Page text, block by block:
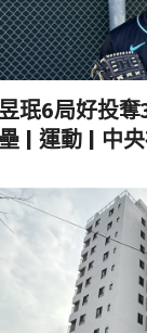
珉6局好投
| 運動 | 中央